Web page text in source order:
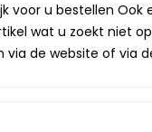
voor u bestellen Ook
wat u zoekt niet
de website of via